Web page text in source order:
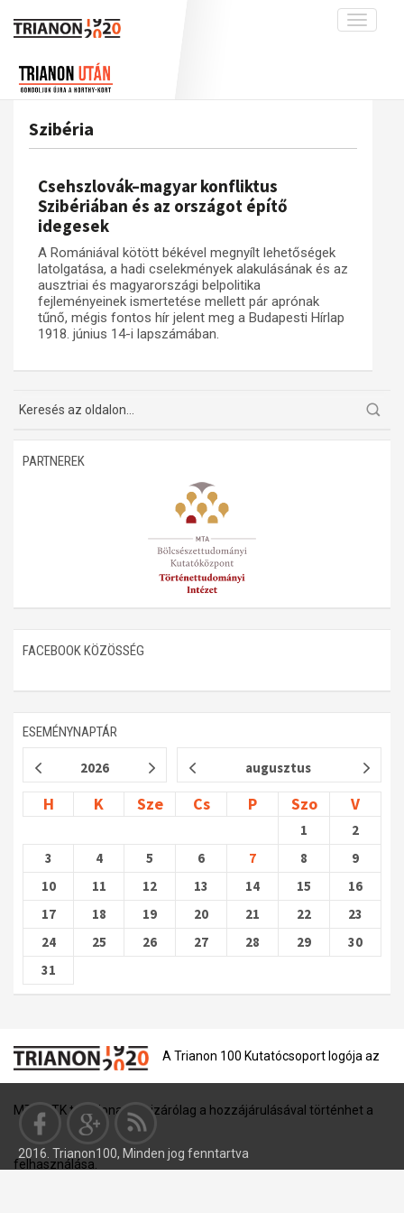
Toggle
A békerendszer megszilárdulása
Galéria
Emlékművek (feltöltés alatt)
Menekültek
Visszhang
Publikációk
Kapcsolat
Trianon-kommentár
Dokumentumok
Szibéria
Csehszlovák–magyar konfliktus
Szibériában és az országot építő
idegesek
A Romániával kötött békével megnyílt lehetőségek
latolgatása, a hadi cselekmények alakulásának és az
ausztriai és magyarországi belpolitika
fejleményeinek ismertetése mellett pár aprónak
tűnő, mégis fontos hír jelent meg a Budapesti Hírlap
1918. június 14-i lapszámában.
PARTNEREK
FACEBOOK KÖZÖSSÉG
ESEMÉNYNAPTÁR
2026 augusztus
H K Sze Cs P Szo V
1
2
3
4 5 6 7 8
9
10
11 12 13 14 15
16
17
18 19 20 21 22
23
24
25 26 27 28 29
30
31
A Trianon 100 Kutatócsoport logója az
MTA BTK tulajdona, és kizárólag a hozzájárulásával történhet a
felhasználása.
2016. Trianon100, Minden jog fenntartva